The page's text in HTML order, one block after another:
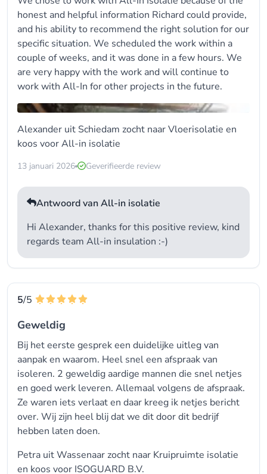
honest and helpful information Richard could provide,
and his ability to recommend the right solution for our
specific situation. We scheduled the work within a
couple of weeks, and it was done in a few hours. We
are very happy with the work and will continue to
work with All-In for other projects in the future.
Alexander uit Schiedam zocht naar Vloerisolatie en
koos voorAll-in isolatie
13 januari 2026 Geverifieerde review
Antwoord van All-in isolatie
Hi Alexander, thanks for this positive review, kind
regards team All-in insulation :-)
5/5
Geweldig
Bij het eerste gesprek een duidelijke uitleg van
aanpak en waarom. Heel snel een afspraak van
isoleren. 2 geweldig aardige mannen die snel netjes
en goed werk leveren. Allemaal volgens de afspraak.
Ze waren iets verlaat en daar kreeg ik netjes bericht
over. Wij zijn heel blij dat we dit door dit bedrijf
hebben laten doen.
Petra uit Wassenaar zocht naar Kruipruimte isolatie
en koos voor ISOGUARD B.V.